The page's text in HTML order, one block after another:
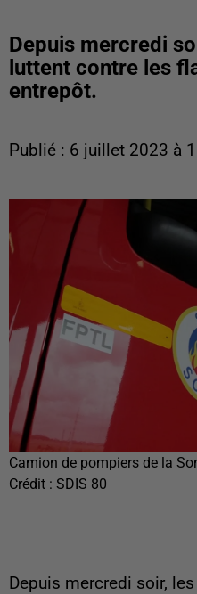
Depuis mercredi
luttent contre les
entrepôt.
Publié : 6 juillet 2023 à
Camion de pompiers de la
Crédit : SDIS 80
Depuis mercredi soir,